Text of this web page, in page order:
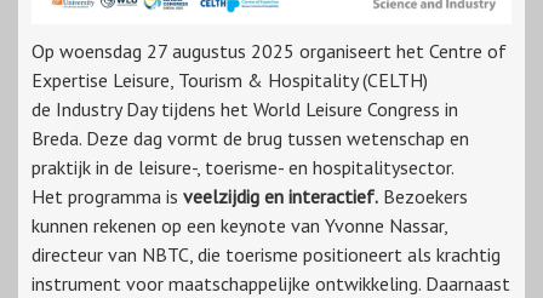
Op woensdag 27 augustus 2025 organiseert het Centre of
Expertise Leisure, Tourism & Hospitality (CELTH)
de Industry Day tijdens het World Leisure Congress in
Breda. Deze dag vormt de brug tussen wetenschap en
praktijk in de leisure-, toerisme- en hospitalitysector.
Het programma is veelzijdig en interactief. Bezoekers
kunnen rekenen op een keynote van Yvonne Nassar,
directeur van NBTC, die toerisme positioneert als krachtig
instrument voor maatschappelijke ontwikkeling. Daarnaast